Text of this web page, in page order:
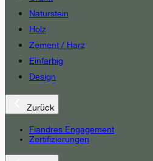
Naturstein
Holz
Zement / Harz
Einfarbig
Design
Zurück
Fiandres Engagement
Zertifizierungen